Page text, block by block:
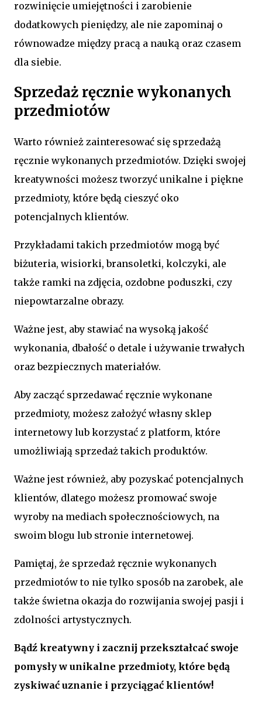
rozwinięcie umiejętności i zarobienie
dodatkowych pieniędzy, ale nie zapominaj o
równowadze między pracą a nauką oraz czasem
dla siebie.
Sprzedaż ręcznie wykonanych
przedmiotów
Warto również zainteresować się sprzedażą
ręcznie wykonanych przedmiotów. Dzięki swojej
kreatywności możesz tworzyć unikalne i piękne
przedmioty, które będą cieszyć oko
potencjalnych klientów.
Przykładami takich przedmiotów mogą być
biżuteria, wisiorki, bransoletki, kolczyki, ale
także ramki na zdjęcia, ozdobne poduszki, czy
niepowtarzalne obrazy.
Ważne jest, aby stawiać na wysoką jakość
wykonania, dbałość o detale i używanie trwałych
oraz bezpiecznych materiałów.
Aby zacząć sprzedawać ręcznie wykonane
przedmioty, możesz założyć własny sklep
internetowy lub korzystać z platform, które
umożliwiają sprzedaż takich produktów.
Ważne jest również, aby pozyskać potencjalnych
klientów, dlatego możesz promować swoje
wyroby na mediach społecznościowych, na
swoim blogu lub stronie internetowej.
Pamiętaj, że sprzedaż ręcznie wykonanych
przedmiotów to nie tylko sposób na zarobek, ale
także świetna okazja do rozwijania swojej pasji i
zdolności artystycznych.
Bądź kreatywny i zacznij przekształcać swoje
pomysły w unikalne przedmioty, które będą
zyskiwać uznanie i przyciągać klientów!